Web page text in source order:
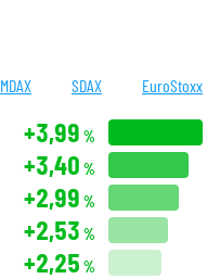
MDAX SDAX EuroStoxx
+3,99 %
+3,40 %
+2,99 %
+2,53 %
+2,25 %